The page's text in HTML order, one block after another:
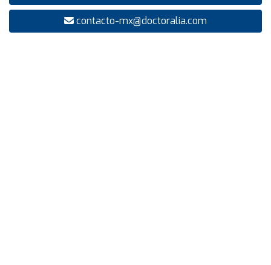
contacto-mx@doctoralia.com